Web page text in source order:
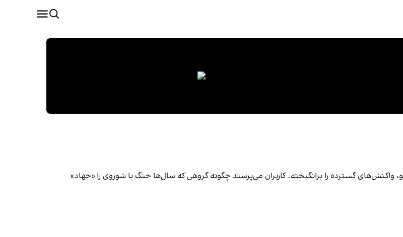
گسترده‌ را برانگیخته. کاربران می‌پرسند چگونه گروهی که سال‌ها جنگ با شوروی را «جهاد»